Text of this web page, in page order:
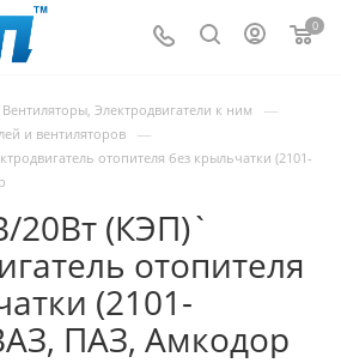
0
Вентиляторы, Электродвигатели к ним —
и вентиляторов —
отопителя без крыльчатки (2101-
20Вт (КЭП)`
отопителя
(2101-
ПАЗ, Амкодор